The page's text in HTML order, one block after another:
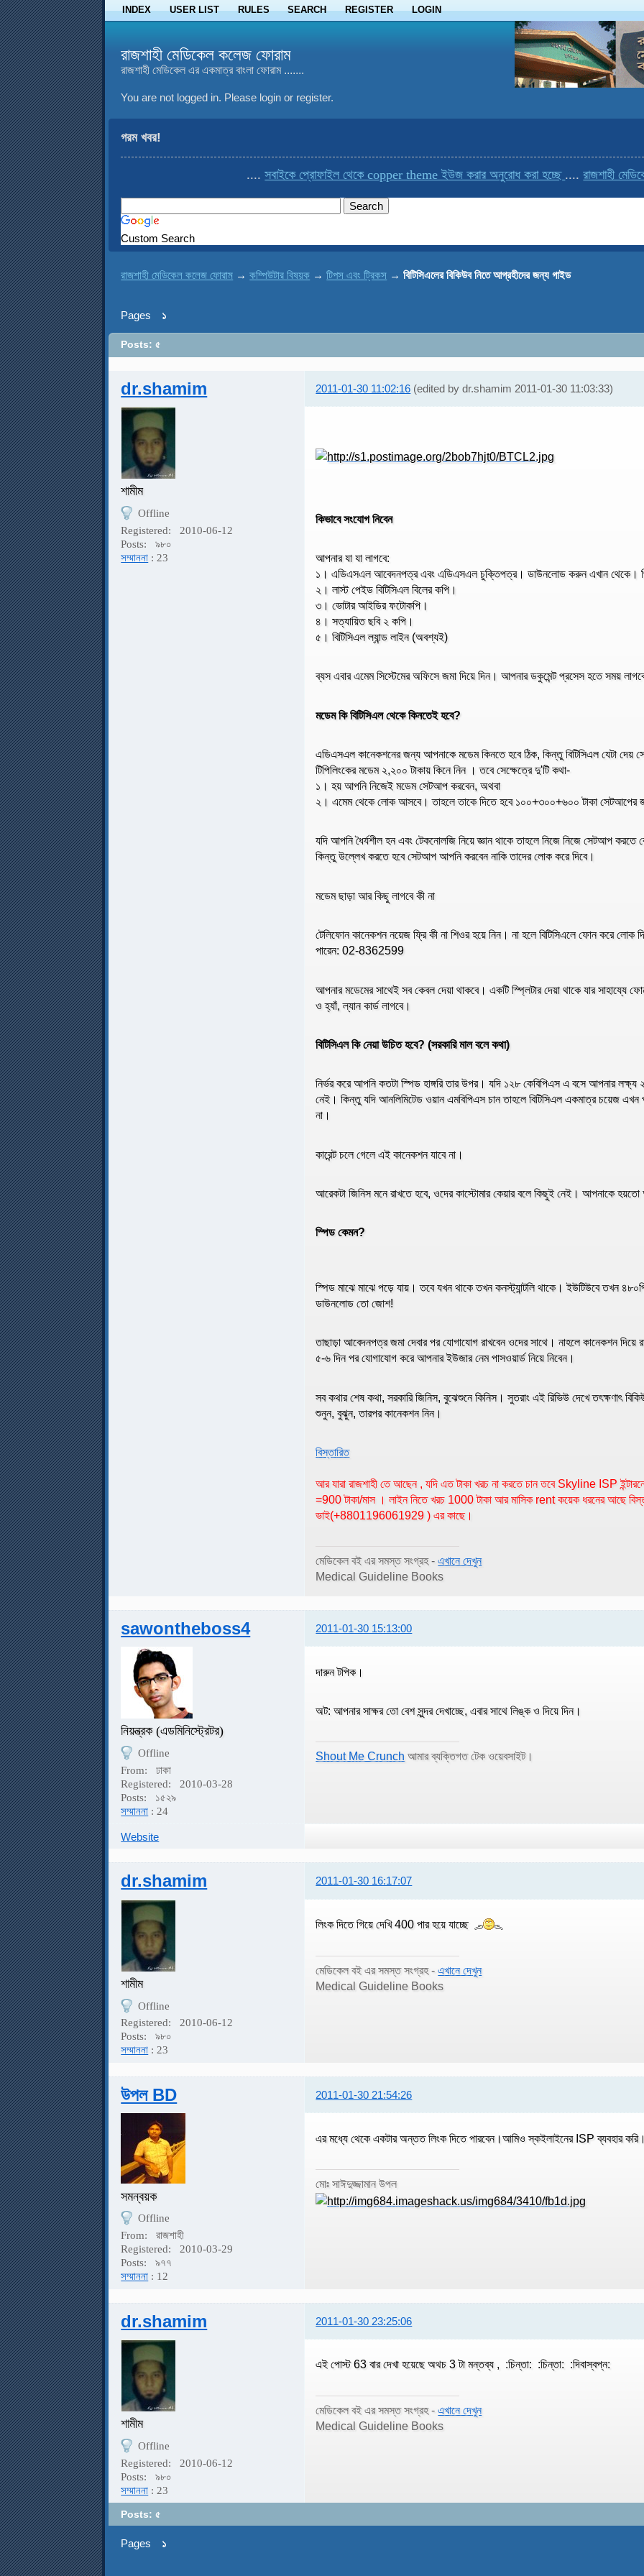
INDEX USER LIST RULES SEARCH REGISTER LOGIN
রাজশাহী মেডিকেল কলেজ ফোরাম
রাজশাহী মেডিকেল এর একমাত্র বাংলা ফোরাম .......
You are not logged in. Please login or register.
গরম খবর!
সবাইকে প্রোফাইল থেকে copper theme ইউজ করার অনুরোধ করা হচ্ছে....রাজশাহী মেডিকেলের
Custom Search
রাজশাহী মেডিকেল কলেজ ফোরাম →কম্পিউটার বিষয়ক →টিপস এবং ট্রিকস →বিটিসিএলের বিকিউব নিতে আগ্রহীদের জন্য গাইড
Pages ১
Posts: ৫
dr.shamim 2011-01-30 11:02:16 (edited by dr.shamim 2011-01-30 11:03:33)
শামীম
Offline
Registered:
2010-06-12
Posts:
৯৮০
সম্মাননা : 23
কিভাবে সংযোগ নিবেন
আপনার যা যা লাগবে:
১। এডিএসএল আবেদনপত্র এবং এডিএসএল চুক্তিপত্র। ডাউনলোড করুন এখান থেকে।
২। লাস্ট পেইড বিটিসিএল বিলের কপি।
৩। ভোটার আইডির ফটোকপি।
৪। সত্যায়িত ছবি ২ কপি।
৫। বিটিসিএল ল্যান্ড লাইন (অবশ্যই)
ব্যস এবার এমেম সিস্টেমের অফিসে জমা দিয়ে দিন। আপনার ডকুমেন্ট প্রসেস হতে সময়
মডেম কি বিটিসিএল থেকে কিনতেই হবে?
এডিএসএল কানেকশনের জন্য আপনাকে মডেম কিনতে হবে ঠিক, কিন্তু বিটিসিএল যেটা দেয়
টিপিলিংকের মডেম ২,২০০ টাকায় কিনে নিন । তবে সেক্ষেত্রে দু'টি কথা-
১। হয় আপনি নিজেই মডেম সেটআপ করবেন, অথবা
২। এমেম থেকে লোক আসবে। তাহলে তাকে দিতে হবে ১০০+৩০০+৬০০ টাকা সেটআপের
যদি আপনি ধৈর্যশীল হন এবং টেকনোলজি নিয়ে জ্ঞান থাকে তাহলে নিজে নিজে সেটআপ
কিন্তু উল্লেখ করতে হবে সেটআপ আপনি করবেন নাকি তাদের লোক করে দিবে।
মডেম ছাড়া আর কিছু লাগবে কী না
টেলিফোন কানেকশন নয়েজ ফ্রি কী না শিওর হয়ে নিন। না হলে বিটিসিএলে ফোন করে
পারেন: 02-8362599
আপনার মডেমের সাথেই সব কেবল দেয়া থাকবে। একটি স্প্লিটার দেয়া থাকে যার সাহায্যে
ও হ্যাঁ, ল্যান কার্ড লাগবে।
বিটিসিএল কি নেয়া উচিত হবে? (সরকারি মাল বলে কথা)
নির্ভর করে আপনি কতটা স্পিড হাঙ্গরি তার উপর। যদি ১২৮ কেবিপিএস এ বসে আপনার লক্ষ্য
নেই। কিন্তু যদি আনলিমিটেড ওয়ান এমবিপিএস চান তাহলে বিটিসিএল একমাত্র চয়েজ এখন
না।
কারেন্ট চলে গেলে এই কানেকশন যাবে না।
আরেকটা জিনিস মনে রাখতে হবে, ওদের কাস্টোমার কেয়ার বলে কিছুই নেই। আপনাকে
স্পিড কেমন?
স্পিড মাঝে মাঝে পড়ে যায়। তবে যখন থাকে তখন কনস্ট্যান্টলি থাকে। ইউটিউবে তখন ৪৮০পি
ডাউনলোড তো জোশ!
তাছাড়া আবেদনপত্র জমা দেবার পর যোগাযোগ রাখবেন ওদের সাথে। নাহলে কানেকশন
৫-৬ দিন পর যোগাযোগ করে আপনার ইউজার নেম পাসওয়ার্ড নিয়ে নিবেন।
সব কথার শেষ কথা, সরকারি জিনিস, বুঝেশুনে কিনিস। সুতরাং এই রিভিউ দেখে তৎক্ষণাৎ
শুনুন, বুঝুন, তারপর কানেকশন নিন।
বিস্তারিত
আর যারা রাজশাহী তে আছেন , যদি এত টাকা খরচ না করতে চান তবে Skyline ISP
=900 টাকা/মাস । লাইন নিতে খরচ 1000 টাকা আর মাসিক rent কয়েক ধরনের আছে
ভাই(+8801196061929 ) এর কাছে।
মেডিকেল বই এর সমস্ত সংগ্রহ -এখানে দেখুন
Medical Guideline Books
sawontheboss4 2011-01-30 15:13:00
নিয়ন্ত্রক (এডমিনিস্ট্রেটর)
Offline
From:
ঢাকা
Registered:
2010-03-28
Posts:
১৫২৯
সম্মাননা : 24
দারুন টপিক।
অট: আপনার সাক্ষর তো বেশ সুন্দর দেখাচ্ছে, এবার সাথে লিঙ্ক ও দিয়ে দিন।
Shout Me Crunch আমার ব্যক্তিগত টেক ওয়েবসাইট।
Website
dr.shamim 2011-01-30 16:17:07
শামীম
Offline
Registered:
2010-06-12
Posts:
৯৮০
সম্মাননা : 23
লিংক দিতে গিয়ে দেখি 400 পার হয়ে যাচ্ছে
মেডিকেল বই এর সমস্ত সংগ্রহ -এখানে দেখুন
Medical Guideline Books
উপল BD 2011-01-30 21:54:26
সমন্বয়ক
Offline
From:
রাজশাহী
Registered:
2010-03-29
Posts:
৯৭৭
সম্মাননা : 12
এর মধ্যে থেকে একটার অন্তত লিংক দিতে পারবেন।আমিও স্কইলাইনের ISP ব্যবহার
মোঃ সাঈদুজ্জামান উপল
dr.shamim 2011-01-30 23:25:06
শামীম
Offline
Registered:
2010-06-12
Posts:
৯৮০
সম্মাননা : 23
এই পোস্ট 63 বার দেখা হয়েছে অথচ 3 টা মন্তব্য , :চিন্তা: :চিন্তা: :দিবাস্বপ্ন:
মেডিকেল বই এর সমস্ত সংগ্রহ -এখানে দেখুন
Medical Guideline Books
Posts: ৫
Pages ১